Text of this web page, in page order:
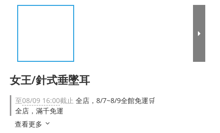
女王/針式垂墜耳
至08/09 16:00截止 全店，8/7~8/9全館免運🛒
全店，滿千免運
查看更多